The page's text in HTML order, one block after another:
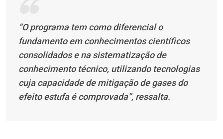
“O programa tem como diferencial o
fundamento em conhecimentos científicos
consolidados e na sistematização de
conhecimento técnico, utilizando tecnologias
cuja capacidade de mitigação de gases do
efeito estufa é comprovada”, ressalta.